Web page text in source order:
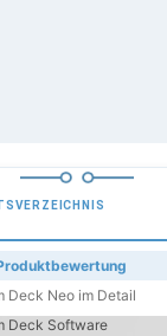
Deck Neo im Detail
Deck Software